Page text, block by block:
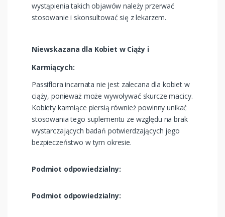
wystąpienia takich objawów należy przerwać
stosowanie i skonsultować się z lekarzem.
Niewskazana dla Kobiet w Ciąży i
Karmiących:
Passiflora incarnata nie jest zalecana dla kobiet w
ciąży, ponieważ może wywoływać skurcze macicy.
Kobiety karmiące piersią również powinny unikać
stosowania tego suplementu ze względu na brak
wystarczających badań potwierdzających jego
bezpieczeństwo w tym okresie​​.
Podmiot odpowiedzialny:
Podmiot odpowiedzialny: